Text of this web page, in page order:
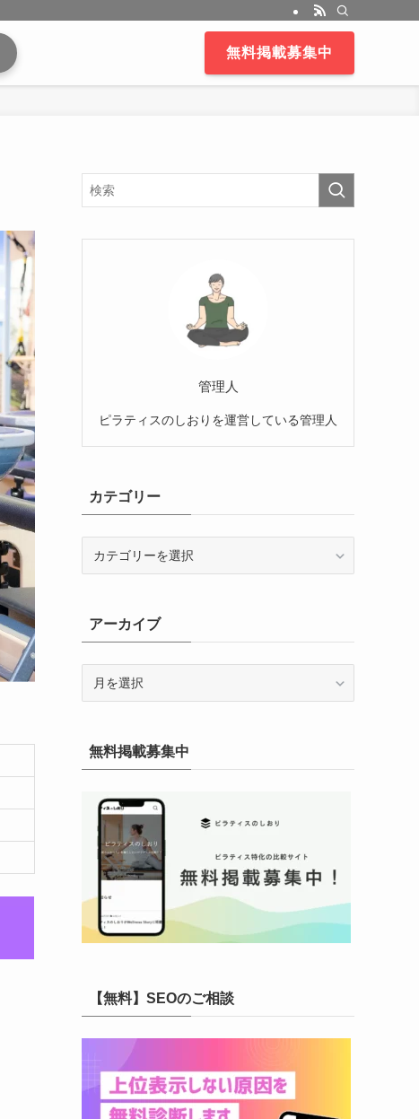
無料掲載募集中
管理人
ピラティスのしおりを運営している管理人
カテゴリー
ーアーカイブ
ブ無料掲載募集中
【無料】SEOのご相談